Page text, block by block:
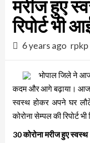
मरीज हुए
रिपोर्ट भी
6 years ago rpkp
भोपाल जिले ने
कदम और आगे बढ़ाया। आज
स्वस्थ होकर अपने घर
कोरोना सेम्पल की रिपोर्ट
30 कोरोना मरीज हुए स्वस्थ